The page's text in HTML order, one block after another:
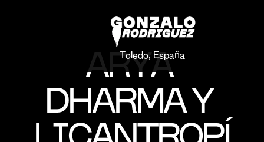
Toledo, España
ARYA
DHARMA Y